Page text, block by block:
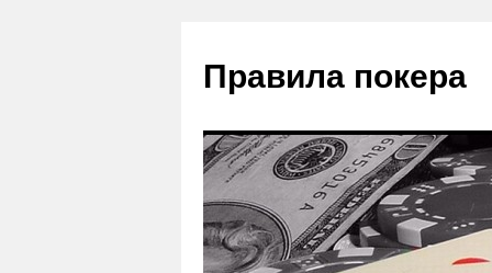
Правила покера